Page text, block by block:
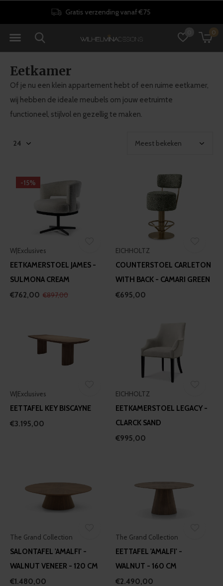
0
30 dagen retourrecht
Eetkamer
Of je nu een klein appartement hebt of een ruime eetkamer,
wij hebben de ideale meubels om jouw eetruimte
functioneel, stijlvol en gezellig te maken.
-15%
W|Exclusives
EETKAMERSTOEL JAMES -
SULMONA CREAM
€762,00 €897,00
EICHHOLTZ
COUNTERSTOEL CARLETON
WITH BACK - CAMARI GREEN
€695,00
W|Exclusives
EETTAFEL KEY BISCAYNE
€3.195,00
EICHHOLTZ
EETKAMERSTOEL LEGACY -
CLARCK SAND
€995,00
The Grand Collection
SALONTAFEL 'AMALFI' -
WALNUT VENEER - 120 CM
€1.480,00
The Grand Collection
EETTAFEL 'AMALFI' -
WALNUT - 160 CM
€2.490,00